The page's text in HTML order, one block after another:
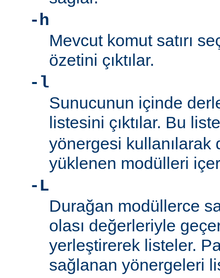
-h
Mevcut komut satırı
özetini çıktılar.
-l
Sunucunun içinde
listesini çıktılar. Bu
yönergesi kullanılarak
yüklenen modülleri
-L
Durağan modüllerce
olası değerleriyle
yerleştirerek listeler.
sağlanan yönergeleri